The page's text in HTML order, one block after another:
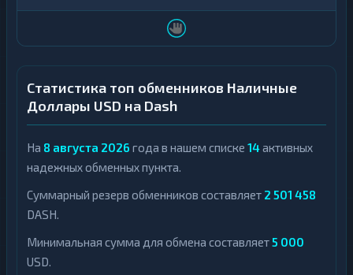
Статистика топ обменников Наличные
Доллары USD на Dash
На 8 августа 2026 года в нашем списке 14активных
надежных обменных пункта.
Суммарный резерв обменников составляет 2 501 458
DASH.
Минимальная сумма для обмена составляет5 000
USD.